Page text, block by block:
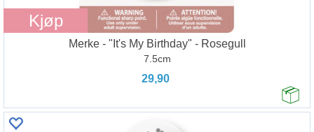
Kjøp
Merke - "It's My Birthday" - Rosegull
7.5cm
29,90